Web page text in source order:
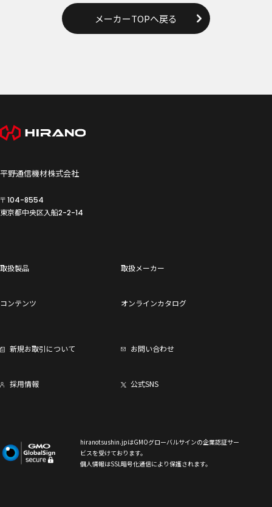
メーカーTOPへ戻る
平野通信機材株式会社
〒104-8554
東京都中央区入船2-2-14
取扱製品 取扱メーカー
コンテンツ オンラインカタログ
新規お取引について お問い合わせ
採用情報 公式SNS
hiranotsushin.jpはGMOグローバルサインの企業認証サー
ビスを受けております。
個人情報はSSL暗号化通信により保護されます。